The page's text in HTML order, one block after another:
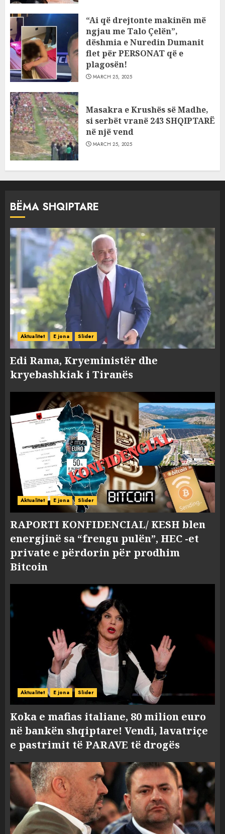
“Ai që drejtonte makinën më
ngjau me Talo Çelën”,
dëshmia e Nuredin Dumanit
flet për PERSONAT që e
plagosën!
MARCH 25, 2025
Masakra e Krushës së Madhe,
si serbët vranë 243 SHQIPTARË
në një vend
MARCH 25, 2025
BËMA SHQIPTARE
Aktualitet E jona Slider
Edi Rama, Kryeministër dhe
kryebashkiak i Tiranës
Aktualitet E jona Slider
RAPORTI KONFIDENCIAL/ KESH blen
energjinë sa “frengu pulën”, HEC -et
private e përdorin për prodhim
Bitcoin
Aktualitet E jona Slider
Koka e mafias italiane, 80 milion euro
në bankën shqiptare! Vendi, lavatriçe
e pastrimit të PARAVE të drogës